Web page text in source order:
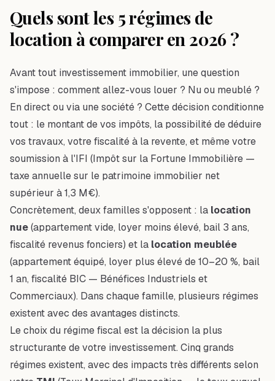
Quels sont les 5 régimes de
location à comparer en 2026 ?
Avant tout investissement immobilier, une question
s'impose : comment allez-vous louer ? Nu ou meublé ?
En direct ou via une société ? Cette décision conditionne
tout : le montant de vos impôts, la possibilité de déduire
vos travaux, votre fiscalité à la revente, et même votre
soumission à l'IFI (Impôt sur la Fortune Immobilière —
taxe annuelle sur le patrimoine immobilier net
supérieur à 1,3 M€).
Concrètement, deux familles s'opposent : la location
nue(appartement vide, loyer moins élevé, bail 3 ans,
fiscalité revenus fonciers) et la location meublée
(appartement équipé, loyer plus élevé de 10–20 %, bail
1 an, fiscalité BIC — Bénéfices Industriels et
Commerciaux). Dans chaque famille, plusieurs régimes
existent avec des avantages distincts.
Le choix du régime fiscal est la décision la plus
structurante de votre investissement. Cinq grands
régimes existent, avec des impacts très différents selon